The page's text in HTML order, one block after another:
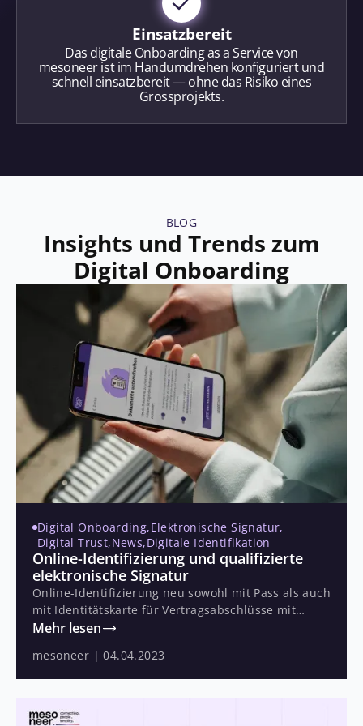
Einsatzbereit
Das digitale Onboarding as a Service von
mesoneer ist im Handumdrehen konfiguriert und
schnell einsatzbereit — ohne das Risiko eines
Grossprojekts.
BLOG
Insights und Trends zum
Digital Onboarding
Digital Onboarding,Elektronische Signatur,
Digital Trust,News,Digitale Identifikation
Online-Identifizierung und qualifizierte
elektronische Signatur
Online-Identifizierung neu sowohl mit Pass als auch
mit Identitätskarte für Vertragsabschlüsse mit
hohen Compliance-Anforderungen.
Mehr lesen
mesoneer |04.04.2023